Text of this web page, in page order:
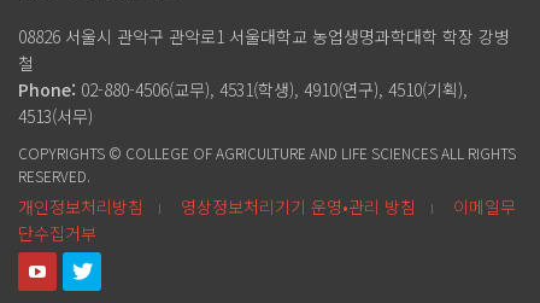
08826 서울시 관악구 관악로1 서울대학교 농업생명과학대학 학장 강병
철
Phone: 02-880-4506(교무), 4531(학생), 4910(연구), 4510(기획),
4513(서무)
COPYRIGHTS © COLLEGE OF AGRICULTURE AND LIFE SCIENCES ALL RIGHTS
RESERVED.
개인정보처리방침 l 영상정보처리기기 운영•관리 방침 l
이메일무
단수집거부